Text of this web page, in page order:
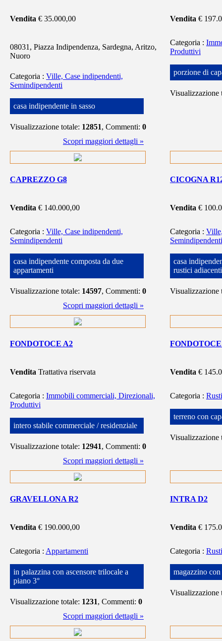
Vendita € 35.000,00
08031, Piazza Indipendenza, Sardegna, Aritzo,
Nuoro
Categoria : Ville, Case indipendenti,
Semindipendenti
casa indipendente in sasso
Visualizzazione totale: 12851, Commenti: 0
Scopri maggiori dettagli »
Vendita €
Categoria :
Produttivi
porzione di
Visualizzazione
CAPREZZO G8
Vendita € 140.000,00
Categoria : Ville, Case indipendenti,
Semindipendenti
casa indipendente composta da due
appartamenti
Visualizzazione totale: 14597, Commenti: 0
Scopri maggiori dettagli »
CICOGNA
Vendita €
Categoria :
Semindipendenti
casa
rustici adiacenti
Visualizzazione
FONDOTOCE A2
Vendita Trattativa riservata
Categoria : Immobili commerciali, Direzionali,
Produttivi
intero stabile commerciale / residenziale
Visualizzazione totale: 12941, Commenti: 0
Scopri maggiori dettagli »
Vendita €
Categoria :
terreno con
Visualizzazione
GRAVELLONA R2
Vendita € 190.000,00
Categoria : Appartamenti
in palazzina con ascensore trilocale a
piano 3°
Visualizzazione totale: 1231, Commenti: 0
Scopri maggiori dettagli »
INTRA D2
Vendita €
Categoria :
magazzino
Visualizzazione